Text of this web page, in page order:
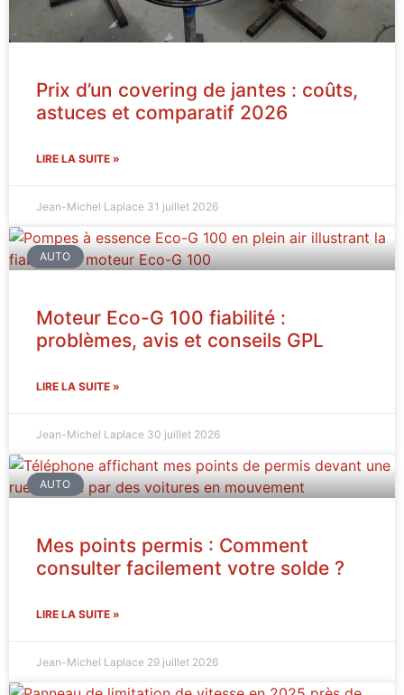
Prix d’un covering de jantes : coûts,
astuces et comparatif 2026
LIRE LA SUITE »
Jean-Michel Laplace 31 juillet 2026
AUTO
Moteur Eco-G 100 fiabilité :
problèmes, avis et conseils GPL
LIRE LA SUITE »
Jean-Michel Laplace 30 juillet 2026
AUTO
Mes points permis : Comment
consulter facilement votre solde ?
LIRE LA SUITE »
Jean-Michel Laplace 29 juillet 2026